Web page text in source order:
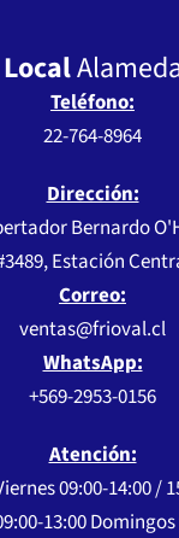
Local
Teléfono:
22-764-8964
Dirección:
Bernardo
Estación
Correo:
ventas@frioval.cl
WhatsApp:
+569-2953-0156
Atención:
09:00-14:00 /
13:00